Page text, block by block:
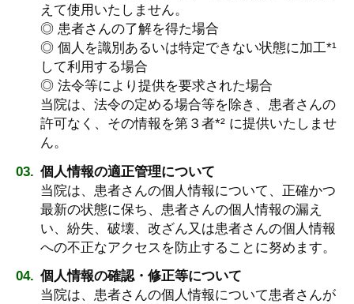
えて使用いたしません。
◎ 患者さんの了解を得た場合
◎ 個人を識別あるいは特定できない状態に加工*¹
して利用する場合
◎ 法令等により提供を要求された場合
当院は、法令の定める場合等を除き、患者さんの
許可なく、その情報を第３者*² に提供いたしませ
ん。
個人情報の適正管理について
当院は、患者さんの個人情報について、正確かつ
最新の状態に保ち、患者さんの個人情報の漏え
い、紛失、破壊、改ざん又は患者さんの個人情報
への不正なアクセスを防止することに努めます。
個人情報の確認・修正等について
当院は、患者さんの個人情報について患者さんが